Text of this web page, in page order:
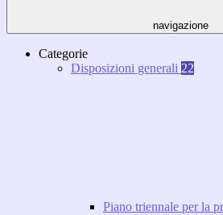
navigazione
Categorie
Disposizioni generali 22
Piano triennale per la